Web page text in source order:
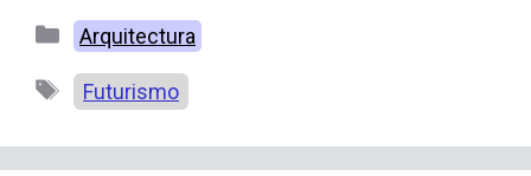
Categorías
Arquitectura
Etiquetas
Futurismo